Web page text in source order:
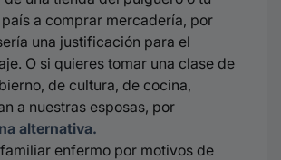
a comprar mercadería, por
una justificación para el
O si quieres tomar una clase de
de cultura, de cocina,
a nuestras esposas, por
alternativa.
enfermo por motivos de